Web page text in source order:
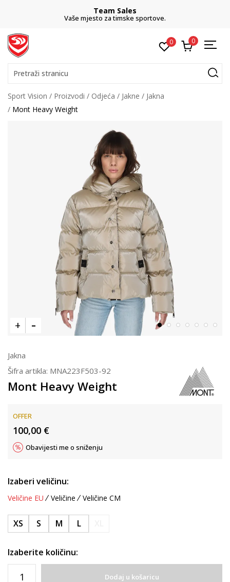
Team Sales
Vaše mjesto za timske sportove.
0 0
Pretraži stranicu
Sport Vision Proizvodi Odjeća Jakne
Jakna
Mont Heavy Weight
Jakna
Šifra artikla: MNA223F503-92
Mont Heavy Weight
OFFER
100,00 €
Obavijesti me o sniženju
Izaberi veličinu:
Veličine EU Veličine Veličine CM
XS S M L
Izaberite količinu:
Dodaj u košaricu